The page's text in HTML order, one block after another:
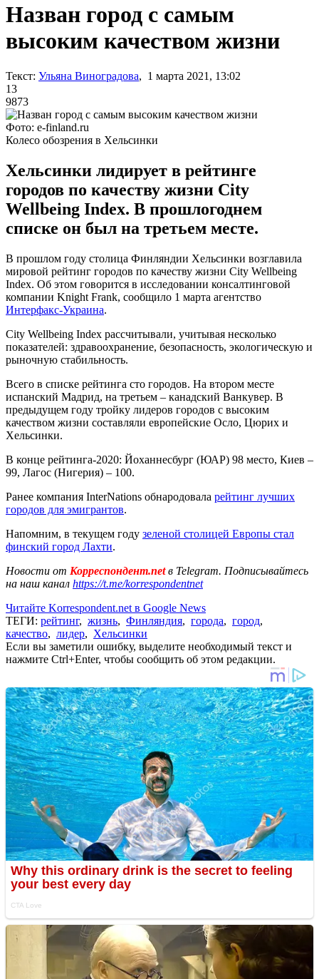
Назван город с самым
высоким качеством жизни
Текст: Ульяна Виноградова, 1 марта 2021, 13:02
13
9873
Фото: e-finland.ru
Колесо обозрения в Хельсинки
Хельсинки лидирует в рейтинге
городов по качеству жизни City
Wellbeing Index. В прошлогоднем
списке он был на третьем месте.
В прошлом году столица Финляндии Хельсинки возглавила
мировой рейтинг городов по качеству жизни City Wellbeing
Index. Об этом говорится в исследовании консалтинговой
компании Knight Frank, сообщило 1 марта агентство
Интерфакс-Украина.
City Wellbeing Index рассчитывали, учитывая несколько
показателей: здравоохранение, безопасность, экологическую и
рыночную стабильность.
Всего в списке рейтинга сто городов. На втором месте
испанский Мадрид, на третьем – канадский Ванкувер. В
предыдущем году тройку лидеров городов с высоким
качеством жизни составляли европейские Осло, Цюрих и
Хельсинки.
В конце рейтинга-2020: Йоханнесбург (ЮАР) 98 место, Киев –
99, Лагос (Нигерия) – 100.
Ранее компания InterNations обнародовала рейтинг лучших
городов для эмигрантов.
Напомним, в текущем году зеленой столицей Европы стал
финский город Лахти.
Новости от Корреспондент.netв Telegram. Подписывайтесь
на наш канал https://t.me/korrespondentnet
Читайте Korrespondent.net в Google News
ТЕГИ: рейтинг, жизнь, Финляндия, города, город,
качество, лидер, Хельсинки
Если вы заметили ошибку, выделите необходимый текст и
нажмите Ctrl+Enter, чтобы сообщить об этом редакции.